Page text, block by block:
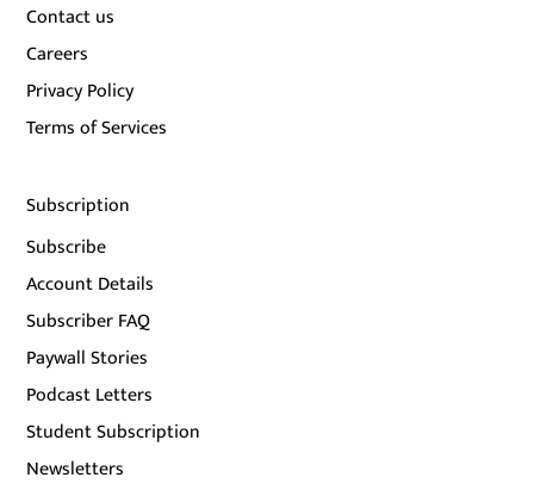
Contact us
Careers
Privacy Policy
Terms of Services
Subscription
Subscribe
Account Details
Subscriber FAQ
Paywall Stories
Podcast Letters
Student Subscription
Newsletters